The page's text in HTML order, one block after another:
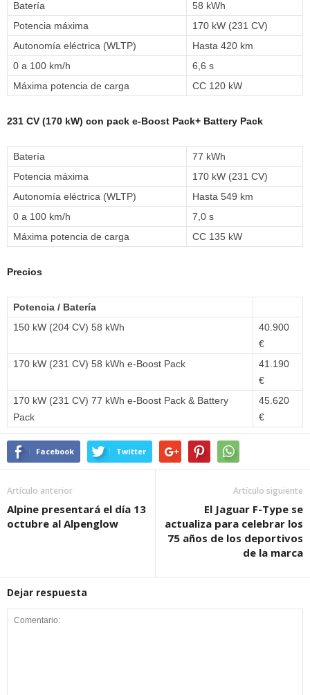
Batería
58 kWh
Potencia máxima
170 kW (231 CV)
Autonomía eléctrica (WLTP)
Hasta 420 km
0 a 100 km/h
6,6 s
Máxima potencia de carga
CC 120 kW
231 CV (170 kW) con pack e-Boost Pack+ Battery Pack
Batería
77 kWh
Potencia máxima
170 kW (231 CV)
Autonomía eléctrica (WLTP)
Hasta 549 km
0 a 100 km/h
7,0 s
Máxima potencia de carga
CC 135 kW
Precios
Potencia / Batería
150 kW (204 CV) 58 kWh
40.900
€
170 kW (231 CV) 58 kWh e-Boost Pack
41.190
€
170 kW (231 CV) 77 kWh e-Boost Pack & Battery
Pack
45.620
€
Facebook Twitter
Artículo anterior
Alpine presentará el día 13
octubre al Alpenglow
Artículo siguiente
El Jaguar F-Type se
actualiza para celebrar los
75 años de los deportivos
de la marca
Dejar respuesta